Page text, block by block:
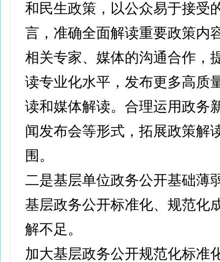
和民生政策，以公众易于接受
言，准确全面解读重要政策内
相关专家、媒体的沟通合作，
读专业化水平，发布更多高质
读和媒体解读。合理运用政务
闻发布会等形式，拓展政策解
围。
二是基层单位政务公开基础薄
基层政务公开标准化、规范化
解不足。
加大基层政务公开规范化标准